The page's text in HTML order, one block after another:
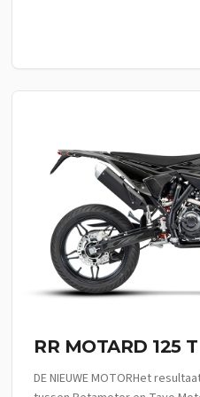
RR MOTARD 125
EDITION
DE NIEUWE MOTORHet